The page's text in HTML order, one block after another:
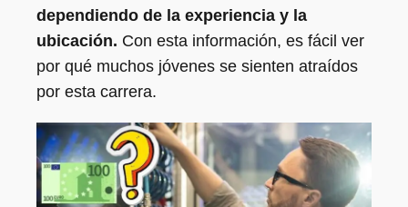
dependiendo de la experiencia y la
ubicación. Con esta información, es fácil ver
por qué muchos jóvenes se sienten atraídos
por esta carrera.